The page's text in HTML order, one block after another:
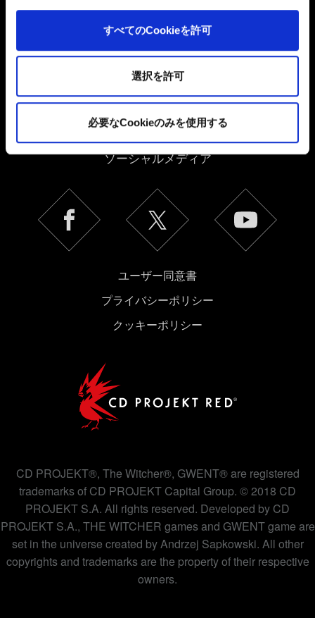
た、ソーシャルメディア上などでお客様が興味を持ちそ
うなコンテンツをお届けするために、一部のCookieをパ
これらのオプションが有効になることはありません。
Cookieの使用およびパフォーマンスの変更点に関する詳
細は、下記の「設定」メニューでご確認ください。
すべてのCookieを許可
選択を許可
必要なCookieのみを使用する
日本語
ソーシャルメディア
ユーザー同意書
プライバシーポリシー
クッキーポリシー
CD PROJEKT®, The Witcher®, GWENT® are registered
trademarks of CD PROJEKT Capital Group. © 2018 CD
PROJEKT S.A. All rights reserved. Developed by CD
PROJEKT S.A., THE WITCHER games and GWENT game are
set in the universe created by Andrzej Sapkowski. All other
copyrights and trademarks are the property of their respective
owners.